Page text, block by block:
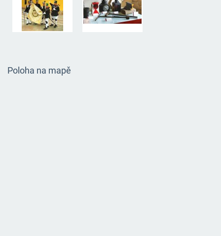
Poloha na mapě